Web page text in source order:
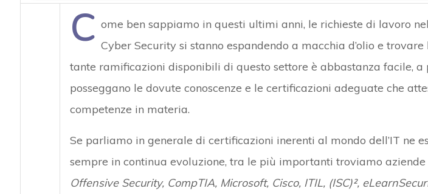
C ome ben sappiamo in questi ultimi anni, le richieste di lavoro
Cyber Security si stanno espandendo a macchia d’olio e
tante ramificazioni disponibili di questo settore è abbastanza facile, a
posseggano le dovute conoscenze e le certificazioni adeguate che
competenze in materia.
Se parliamo in generale di certificazioni inerenti al mondo dell’IT ne
sempre in continua evoluzione, tra le più importanti troviamo aziende
Offensive Security, CompTIA, Microsoft, Cisco, ITIL, (ISC)²,